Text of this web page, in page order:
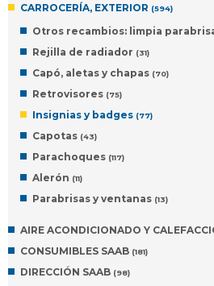
CARROCERÍA, EXTERIOR (594)
Otros recambios: limpia
Rejilla de radiador (31)
Capó, aletas y chapas (70)
Retrovisores (75)
Insignias y badges (77)
Capotas (43)
Parachoques (117)
Alerón (11)
Parabrisas y ventanas (13)
AIRE ACONDICIONADO Y
CONSUMIBLES SAAB (181)
DIRECCIÓN SAAB (98)